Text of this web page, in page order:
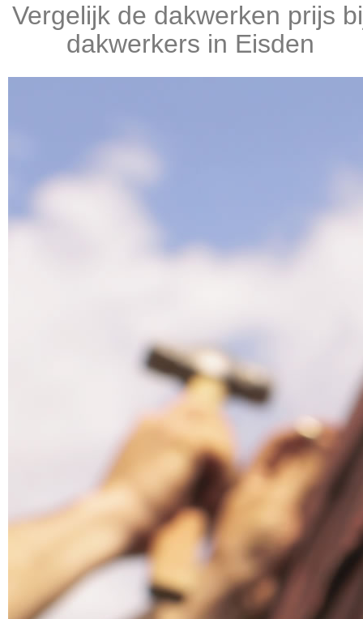
Vergelijk de dakwerken prijs
dakwerkers in Eisden